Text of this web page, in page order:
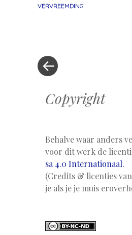
VERVREEMDING
Copyright
Behalve waar anders
voor dit werk de
sa 4.0 Internationaal.
(Credits & licenties
je als je je muis